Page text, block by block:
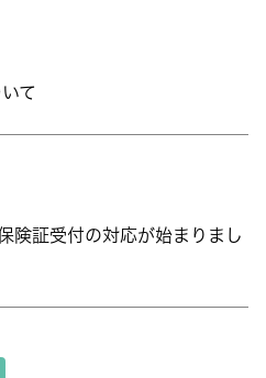
て
険証受付の対応が始まりまし